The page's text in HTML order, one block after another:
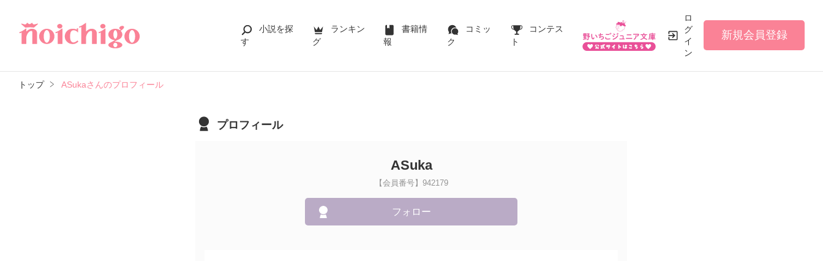
小説を探
す
ランキン
グ
書籍情
報
コミッ
ク
コンテス
ト
ロ
グ
イ
ン
新規会員登録
トップ ASukaさんのプロフィール
プロフィール
ASuka
【会員番号】942179
フォロー